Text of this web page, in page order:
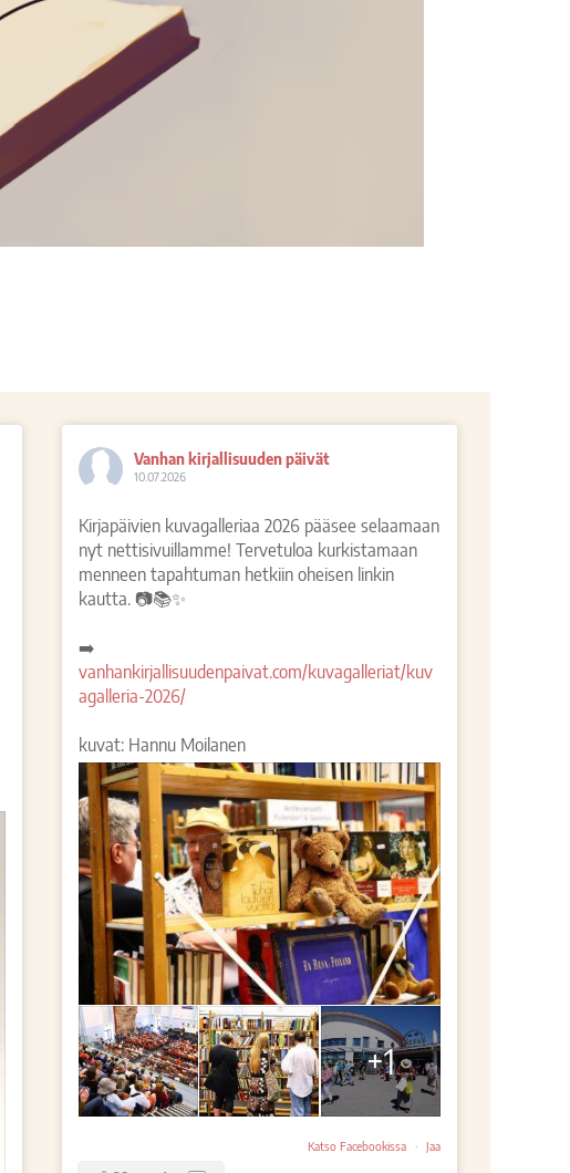
Vanhan kirjallisuuden päivät
10.07.2026
Kirjapäivien kuvagalleriaa 2026 pääsee selaamaan
nyt nettisivuillamme! Tervetuloa kurkistamaan
menneen tapahtuman hetkiin oheisen linkin
kautta. 📷📚✨
➡️
vanhankirjallisuudenpaivat.com/kuvagalleriat/kuv
agalleria-2026/
kuvat: Hannu Moilanen
+1
Katso Facebookissa · Jaa